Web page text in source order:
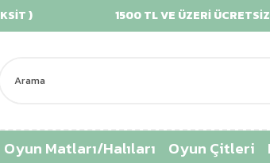
1500 TL VE ÜZERİ ÜCRETSİZ
Oyun Matları/Halıları Oyun Çitleri